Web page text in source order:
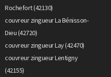
Rochefort (42130)
couvreur zingueur La Bénisson-
Dieu (42720)
couvreur zingueur Lay (42470)
couvreur zingueur Lentigny
(42155)